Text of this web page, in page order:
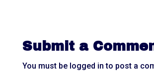
Submit a
You must be logged in to post a